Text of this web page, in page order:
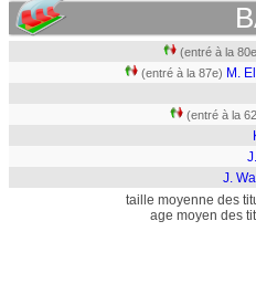
(entré à la
(entré à la 87e) M.
(entré à la
J.
taille moyenne des
age moyen des